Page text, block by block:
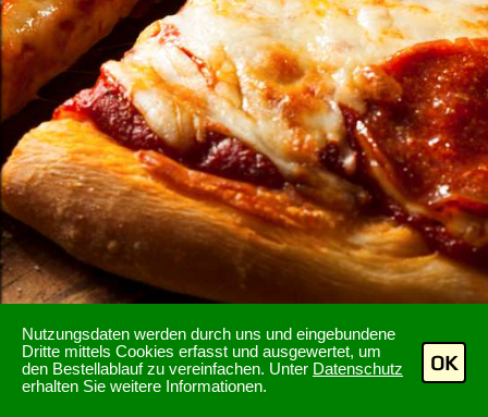
Nutzungsdaten werden durch uns und eingebundene
Dritte mittels Cookies erfasst und ausgewertet, um
den Bestellablauf zu vereinfachen. Unter Datenschutz
erhalten Sie weitere Informationen.
OK